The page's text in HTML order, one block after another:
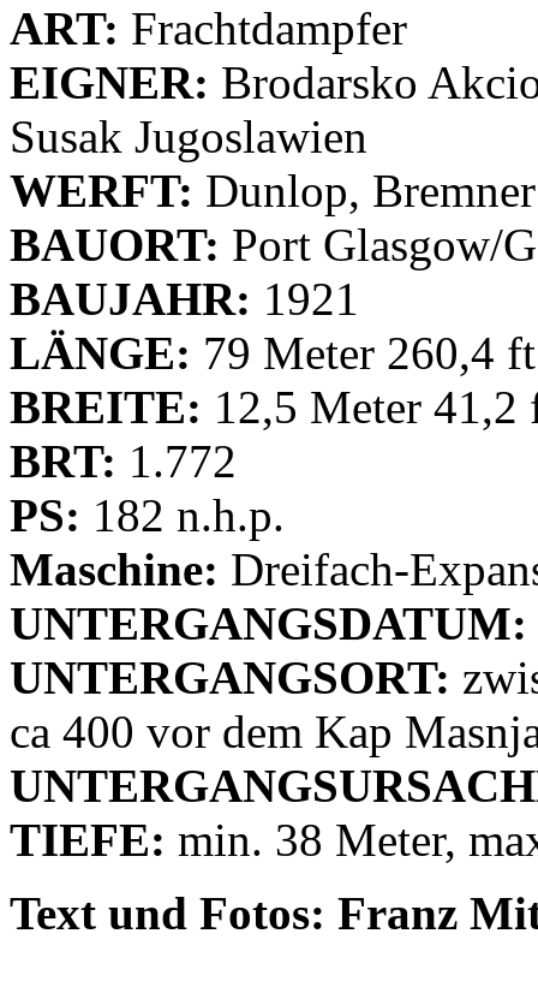
ART: Frachtdampfer
EIGNER: Brodarsko
Susak Jugoslawien
WERFT: Dunlop,
BAUORT: Port Glasgow/
BAUJAHR: 1921
LÄNGE: 79 Meter 260,4 ft
BREITE: 12,5 Meter 41,2
BRT: 1.772
PS: 182 n.h.p.
Maschine: Dreifach-
UNTERGANGSDATUM:
UNTERGANGSORT:
ca 400 vor dem Kap
TIEFE: min. 38 Meter,
Text und Fotos: Franz